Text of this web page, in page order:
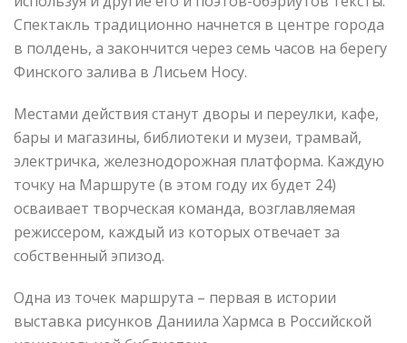
Спектакль традиционно начнется в центре города
в полдень, а закончится через семь часов на берегу
Финского залива в Лисьем Носу.
Местами действия станут дворы и переулки, кафе,
бары и магазины, библиотеки и музеи, трамвай,
электричка, железнодорожная платформа. Каждую
точку на Маршруте (в этом году их будет 24)
осваивает творческая команда, возглавляемая
режиссером, каждый из которых отвечает за
собственный эпизод.
Одна из точек маршрута – первая в истории
выставка рисунков Даниила Хармса в Российской